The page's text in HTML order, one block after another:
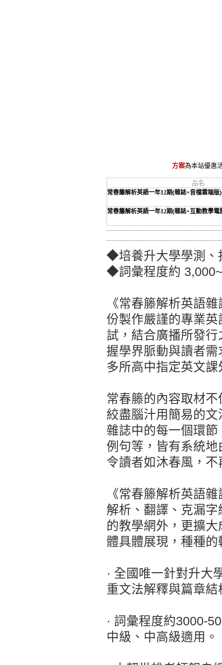
方案為本站優惠
品名
常春籐解析英語一年12期(雜誌+音檔雲端版
常春籐解析英語一年12期(雜誌+互動教學電
◆培養升大學學測、
◆詞彙程度約
《常春籐解析英語
份製作嚴謹的專業
試，結合廣播所發
握學界脈動與讀者
多所高中指定英文
常春籐的內容取材
絞盡腦汁用簡易的
雜誌中的每一個環
例句等，皆有系統
令讀者如沐春風，
《常春籐解析英語
解析、翻譯、克漏
的教學網外，更擴
體具體展現，種種
· 全國唯一針對升大
重文法解釋與篇章
· 詞彙程度約3000-
中級、中高級適用。